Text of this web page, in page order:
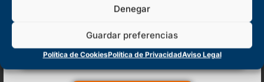
Denegar
Guardar preferencias
Política de CookiesPolítica de PrivacidadAviso Legal